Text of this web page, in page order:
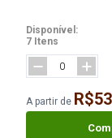
Disponível:
7 Itens
A partir de